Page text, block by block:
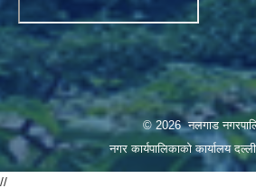
© 2026 नलगाड
नगर कार्यपालिकाको कार्यालय
//